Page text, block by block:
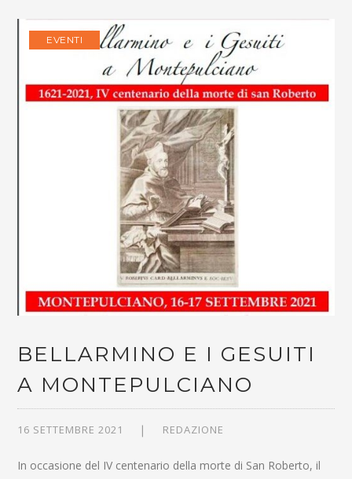
EVENTI
BELLARMINO E I GESUITI
A MONTEPULCIANO
16 SETTEMBRE 2021 REDAZIONE
In occasione del IV centenario della morte di San Roberto, il